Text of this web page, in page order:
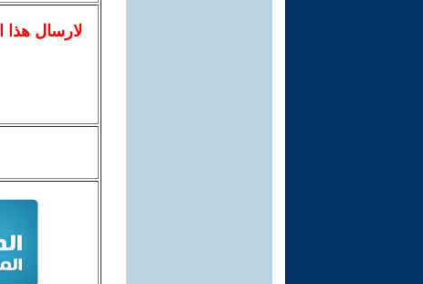
لارسالهذا